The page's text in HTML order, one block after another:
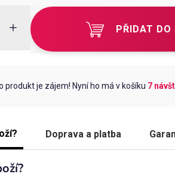
PŘIDAT DO
produkt je zájem! Nyní ho má v košíku 7
Doprava a platba